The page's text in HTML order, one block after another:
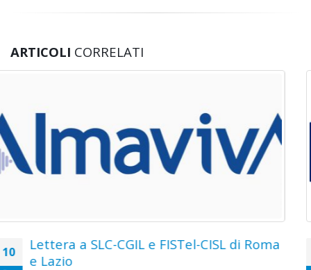
ARTICOLI CORRELATI
BT ITALIA: Comunicato sindacale
Nella giornata di ieri, presso Unindustria, è proseguito il